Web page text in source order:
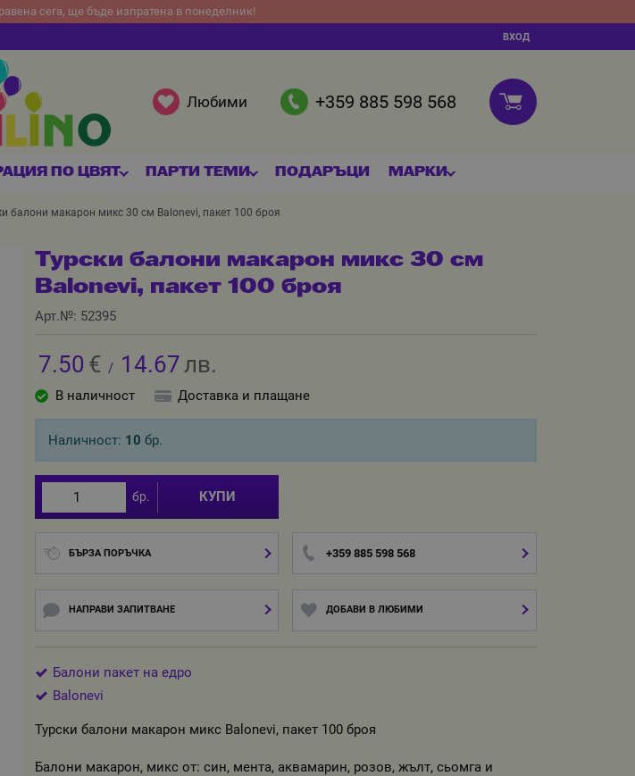
сега, ще бъде изпратена в понеделник!
ВХОД
+359 885 598 568
Любими
ПО ЦВЯТ ПАРТИ ТЕМИ ПОДАРЪЦИ МАРКИ
балони макарон микс 30 см Balonevi, пакет 100 броя
Турски балони макарон микс 30 см
Balonevi, пакет 100 броя
Арт.№: 52395
7.50 € / 14.67лв.
В наличност Доставка и плащане
Наличност: 10 бр.
бр. КУПИ
БЪРЗА ПОРЪЧКА +359 885 598 568
НАПРАВИ ЗАПИТВАНЕ ДОБАВИ В ЛЮБИМИ
Балони пакет на едро
Balonevi
Турски балони макарон микс Balonevi, пакет 100 броя
Балони макарон, микс от: син, мента, аквамарин, розов, жълт, сьомга и